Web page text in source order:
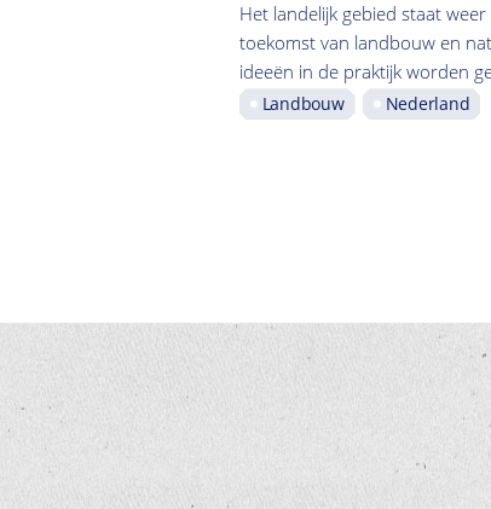
Het landelijk gebied staat
toekomst van landbouw en
ideeën in de praktijk worden
Landbouw Nederland